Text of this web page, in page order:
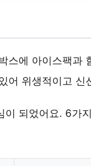
스에 아이스팩과
어 위생적이고 신
되었어요. 6가